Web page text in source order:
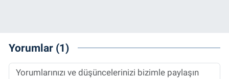
Yorumlar (1)